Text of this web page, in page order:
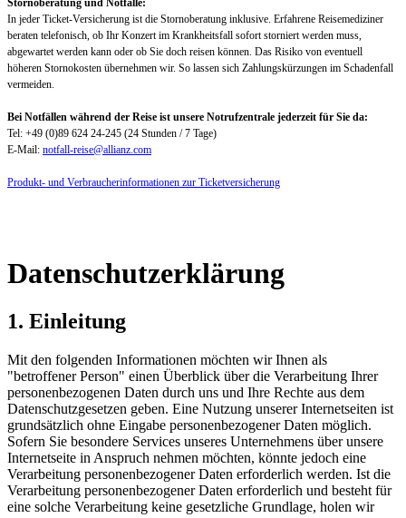
Stornoberatung und Notfälle:
In jeder Ticket-Versicherung ist die Stornoberatung inklusive. Erfahrene Reisemediziner
beraten telefonisch, ob Ihr Konzert im Krankheitsfall sofort storniert werden muss,
abgewartet werden kann oder ob Sie doch reisen können. Das Risiko von eventuell
höheren Stornokosten übernehmen wir. So lassen sich Zahlungskürzungen im Schadenfall
vermeiden.
Bei Notfällen während der Reise ist unsere Notrufzentrale jederzeit für Sie da:
Tel: +49 (0)89 624 24-245 (24 Stunden / 7 Tage)
E-Mail: notfall-reise@allianz.com
Produkt- und Verbraucherinformationen zur Ticketversicherung
Datenschutzerklärung
1. Einleitung
Mit den folgenden Informationen möchten wir Ihnen als
"betroffener Person" einen Überblick über die Verarbeitung Ihrer
personenbezogenen Daten durch uns und Ihre Rechte aus dem
Datenschutzgesetzen geben. Eine Nutzung unserer Internetseiten ist
grundsätzlich ohne Eingabe personenbezogener Daten möglich.
Sofern Sie besondere Services unseres Unternehmens über unsere
Internetseite in Anspruch nehmen möchten, könnte jedoch eine
Verarbeitung personenbezogener Daten erforderlich werden. Ist die
Verarbeitung personenbezogener Daten erforderlich und besteht für
eine solche Verarbeitung keine gesetzliche Grundlage, holen wir